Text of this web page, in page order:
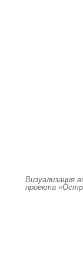
Визуализация
проекта